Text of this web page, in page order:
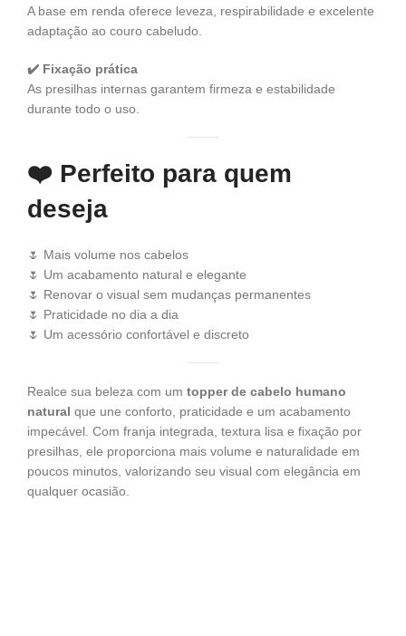
A base em renda oferece leveza, respirabilidade e excelente
adaptação ao couro cabeludo.
✔️ Fixação prática
As presilhas internas garantem firmeza e estabilidade
durante todo o uso.
❤️ Perfeito para quem
deseja
🌷 Mais volume nos cabelos
🌷 Um acabamento natural e elegante
🌷 Renovar o visual sem mudanças permanentes
🌷 Praticidade no dia a dia
🌷 Um acessório confortável e discreto
Realce sua beleza com um topper de cabelo humano
natural que une conforto, praticidade e um acabamento
impecável. Com franja integrada, textura lisa e fixação por
presilhas, ele proporciona mais volume e naturalidade em
poucos minutos, valorizando seu visual com elegância em
qualquer ocasião.